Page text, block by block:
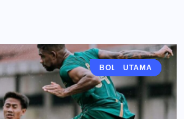
BERITA
BOLA MANIA
UTAMA